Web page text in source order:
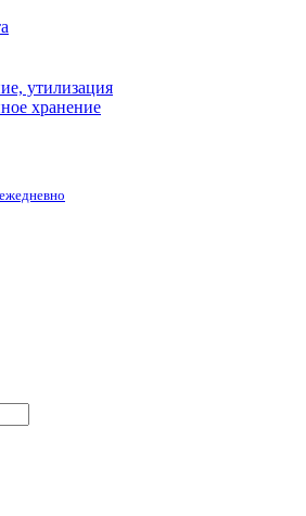
утилизация
хранение
ежедневно